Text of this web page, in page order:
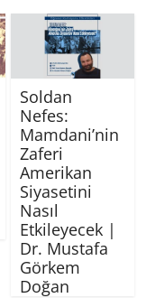
Soldan
Nefes:
Mamdani’nin
Zaferi
Amerikan
Siyasetini
Nasıl
Etkileyecek |
Dr. Mustafa
Görkem
Doğan